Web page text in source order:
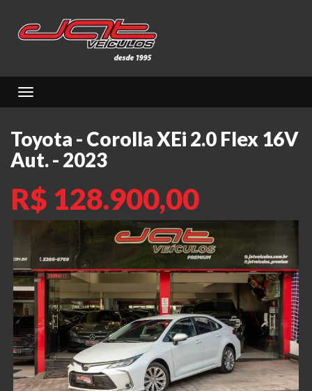
Toggle navigation
Toyota - Corolla XEi 2.0 Flex 16V
Aut. - 2023
R$ 128.900,00